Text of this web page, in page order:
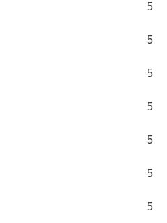
5
5
5
5
5
5
5